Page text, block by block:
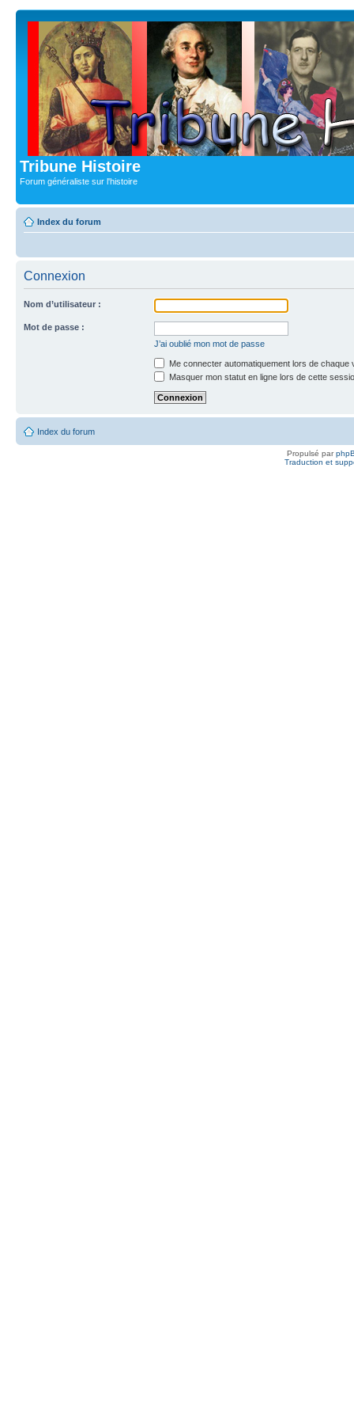
Tribune Histoire
Forum généraliste sur l'histoire
Index du forum
Connexion
Nom d’utilisateur :
Mot de passe :
J’ai oublié mon mot de passe
Me connecter automatiquement lors de chaque
Masquer mon statut en ligne lors de cette
Index du forum
Propulsé par
Traduction et